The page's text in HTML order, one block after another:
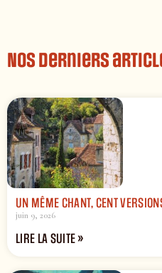
Nos derniers
UN MÊME CHANT, CENT
juin 9, 2026
LIRE LA SUITE »